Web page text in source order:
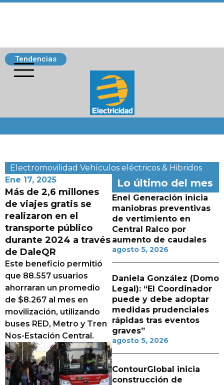
Tendencias
Electromovilidad Vehículos eléctricos & Hibridos
Ene 17, 2025
Más de 2,6 millones
de viajes gratis se
realizaron en el
transporte público
durante 2024 a través
de DaleQR
Este beneficio permitió
que 88.557 usuarios
ahorraran un promedio
de $8.267 al mes en
movilización, utilizando
buses RED, Metro y Tren
Nos-Estación Central.
Lo último del mes
Enel Generación inicia
maniobras preventivas
de vertimiento en
Central Ralco por
aumento de caudales
agosto 5, 2026
Daniela González (Domo
Legal): “El Coordinador
puede y debe adoptar
medidas prudenciales
rápidas tras eventos
graves”
agosto 5, 2026
ContourGlobal inicia
construcción de